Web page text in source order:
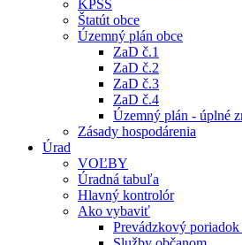
KPSS
Štatút obce
Územný plán obce
ZaD č.1
ZaD č.2
ZaD č.3
ZaD č.4
Územný plán - úplné
Zásady hospodárenia
Úrad
VOĽBY
Úradná tabuľa
Hlavný kontrolór
Ako vybaviť
Prevádzkový